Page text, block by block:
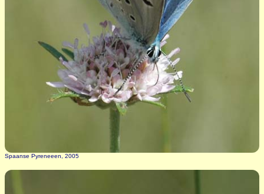
Spaanse Pyreneeen, 2005